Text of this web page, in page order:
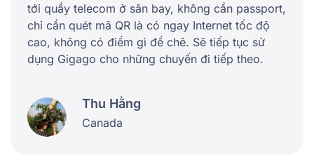
tới quầy telecom ở sân bay, không cần passport,
chỉ cần quét mã QR là có ngay Internet tốc độ
cao, không có điểm gì để chê. Sẽ tiếp tục sử
dụng Gigago cho những chuyến đi tiếp theo.
Thu Hằng
Canada